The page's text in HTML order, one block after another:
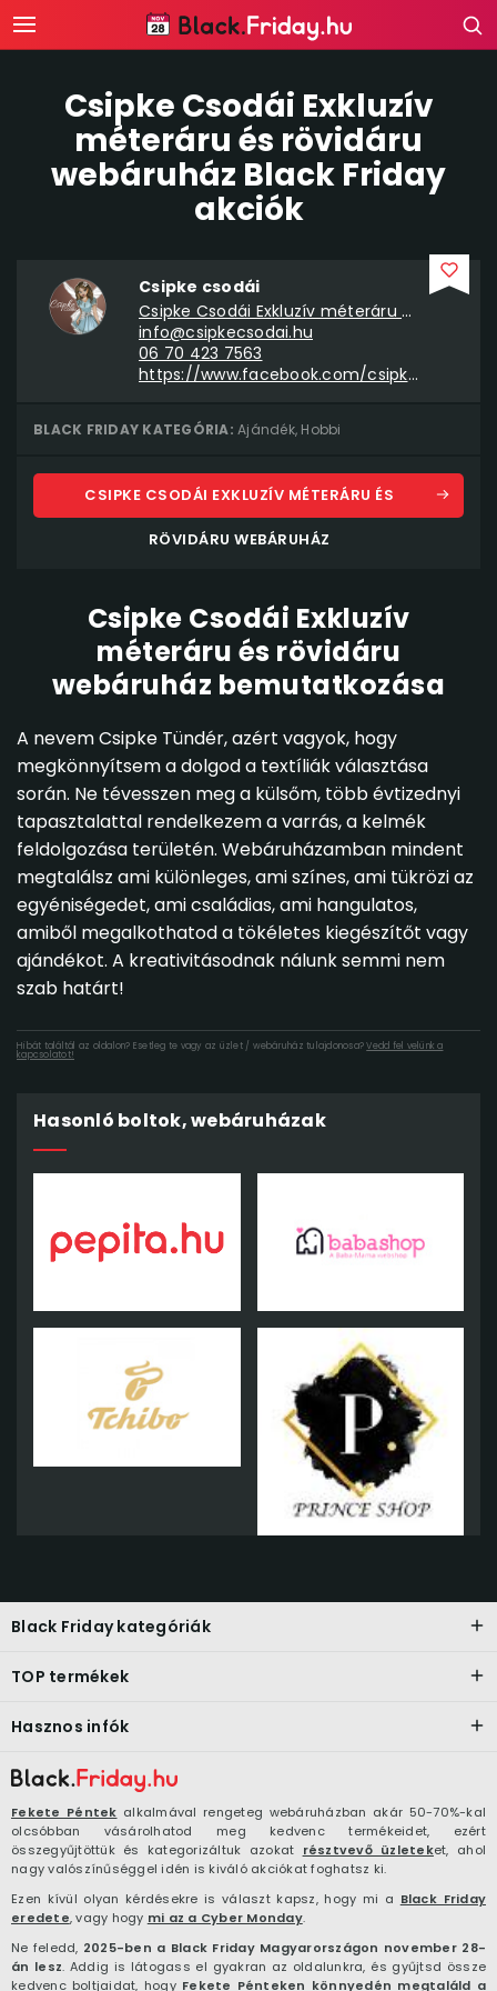
Csipke Csodái Exkluzív
méteráru és rövidáru
webáruház Black Friday
akciók
Csipke csodái
Csipke Csodái Exkluzív méteráru és rövidáru webáruház
info@csipkecsodai.hu
06 70 423 7563
https://www.facebook.com/csipkecsodai
BLACK FRIDAY KATEGÓRIA: Ajándék, Hobbi
CSIPKE CSODÁI EXKLUZÍV MÉTERÁRU ÉS
RÖVIDÁRU WEBÁRUHÁZ
Csipke Csodái Exkluzív
méteráru és rövidáru
webáruház bemutatkozása
A nevem Csipke Tündér, azért vagyok, hogy
megkönnyítsem a dolgod a textíliák választása
során. Ne tévesszen meg a külsőm, több évtizednyi
tapasztalattal rendelkezem a varrás, a kelmék
feldolgozása területén. Webáruházamban mindent
megtalálsz ami különleges, ami színes, ami tükrözi az
egyéniségedet, ami családias, ami hangulatos,
amiből megalkothatod a tökéletes kiegészítőt vagy
ajándékot. A kreativitásodnak nálunk semmi nem
szab határt!
Hibát találtál az oldalon? Esetleg te vagy az üzlet / webáruház tulajdonosa?Vedd fel velünk a
kapcsolatot!
Hasonló boltok, webáruházak
Fekete Péntek alkalmával rengeteg webáruházban akár 50-70%-kal
olcsóbban vásárolhatod meg kedvenc termékeidet, ezért
összegyűjtöttük és kategorizáltuk azokat résztvevő üzleteket, ahol
nagy valószínűséggel idén is kiváló akciókat foghatsz ki.
Ezen kívül olyan kérdésekre is választ kapsz, hogy mi a Black Friday
eredete, vagy hogy mi az a Cyber Monday.
Ne feledd, 2025-ben a Black Friday Magyarországon november 28-
án lesz. Addig is látogass el gyakran az oldalunkra, és gyűjtsd össze
kedvenc boltjaidat, hogy Fekete Pénteken könnyedén megtaláld a
Black Friday kategóriák
TOP termékek
Hasznos infók